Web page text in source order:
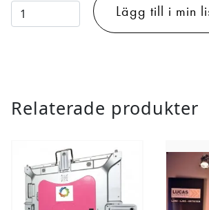
Soundcraft
Ui16
Lägg till i min
Relaterade produkter